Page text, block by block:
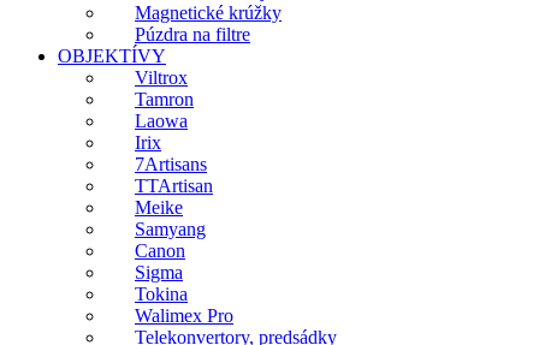
Magnetické krúžky
Púzdra na filtre
OBJEKTÍVY
Viltrox
Tamron
Laowa
Irix
7Artisans
TTArtisan
Meike
Samyang
Canon
Sigma
Tokina
Walimex Pro
Telekonvertory, predsádky